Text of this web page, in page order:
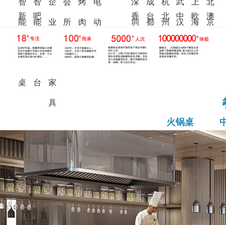
智
能
火
桌
智
能
调
台
企
业
家
具
会
所
家
烤
肉
桌
电
动
新
中
式
吧
椅
深
圳
成
都
杭
州
武
汉
上
海
北
京
香
港
台 北
美
中
东
欧
洲
澳
洲
火锅桌